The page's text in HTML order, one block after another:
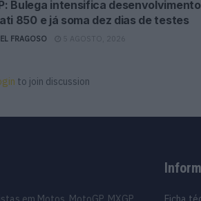
Bulega intensifica desenvolvimento
850 e já soma dez dias de testes
FRAGOSO 5 AGOSTO, 2026
to join discussion